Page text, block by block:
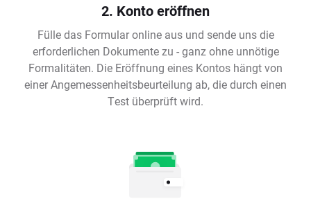
2. Konto eröffnen
Fülle das Formular online aus und sende uns die
erforderlichen Dokumente zu - ganz ohne unnötige
Formalitäten. Die Eröffnung eines Kontos hängt von
einer Angemessenheitsbeurteilung ab, die durch einen
Test überprüft wird.